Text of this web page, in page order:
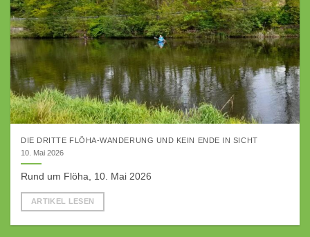
DIE DRITTE FLÖHA-WANDERUNG UND KEIN ENDE IN SICHT
10. Mai 2026
Rund um Flöha, 10. Mai 2026
ARTIKEL LESEN